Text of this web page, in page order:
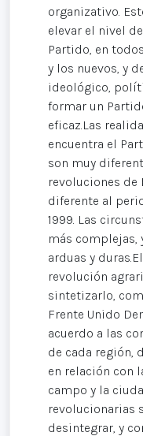
organizativo.
elevar el nivel
Partido, en
y los nuevos, y
ideológico,
formar un
eficaz.Las
encuentra el
son muy
revoluciones de
diferente al
1999. Las
más complejas,
arduas y
revolución
sintetizarlo,
Frente Unido
acuerdo a las
de cada región,
en relación con
campo y la
revolucionarias
desintegrar, y